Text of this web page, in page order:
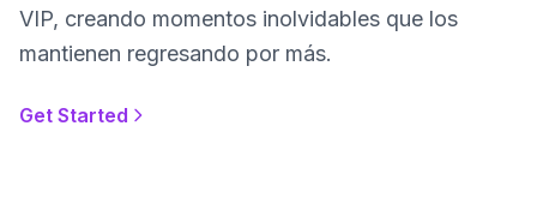
VIP, creando momentos inolvidables que los
mantienen regresando por más.
Get Started